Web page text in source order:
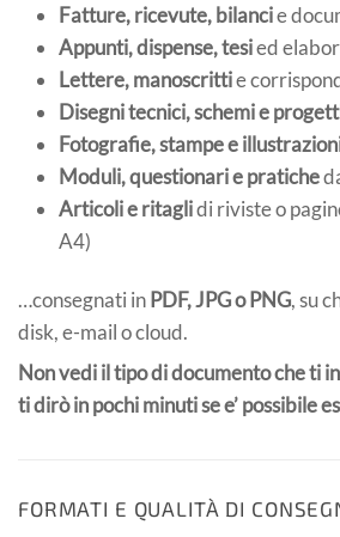
Fatture, ricevute, bilancie
Appunti, dispense, tesied
Lettere, manoscrittie
Disegni tecnici, schemi e
Fotografie, stampe e
Moduli, questionari e pratiche
Articoli e ritaglidi riviste o
A4)
…consegnati in PDF, JPG o PNG, su
disk, e-mail o cloud.
Non vedi il tipo di documento che ti
ti dirò in pochi minuti se e’ possibile
FORMATI E QUALITÀ DI